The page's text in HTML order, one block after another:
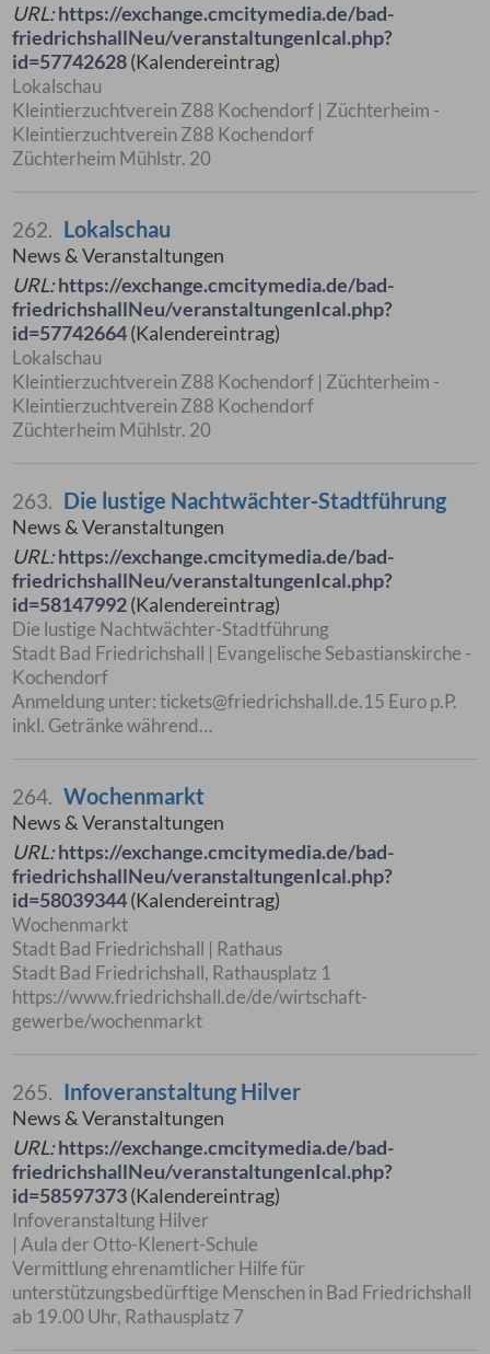
URL:https://exchange.cmcitymedia.de/bad-
friedrichshallNeu/veranstaltungenIcal.php?
id=57742628(Kalendereintrag)
Lokalschau
Kleintierzuchtverein Z88 Kochendorf | Züchterheim -
Kleintierzuchtverein Z88 Kochendorf
Züchterheim Mühlstr. 20
262. Lokalschau
News & Veranstaltungen
URL:https://exchange.cmcitymedia.de/bad-
friedrichshallNeu/veranstaltungenIcal.php?
id=57742664(Kalendereintrag)
Lokalschau
Kleintierzuchtverein Z88 Kochendorf | Züchterheim -
Kleintierzuchtverein Z88 Kochendorf
Züchterheim Mühlstr. 20
263. Die lustige Nachtwächter-Stadtführung
News & Veranstaltungen
URL:https://exchange.cmcitymedia.de/bad-
friedrichshallNeu/veranstaltungenIcal.php?
id=58147992(Kalendereintrag)
Die lustige Nachtwächter-Stadtführung
Stadt Bad Friedrichshall | Evangelische Sebastianskirche -
Kochendorf
Anmeldung unter: tickets@friedrichshall.de.15 Euro p.P.
inkl. Getränke während…
264. Wochenmarkt
News & Veranstaltungen
URL:https://exchange.cmcitymedia.de/bad-
friedrichshallNeu/veranstaltungenIcal.php?
id=58039344(Kalendereintrag)
Wochenmarkt
Stadt Bad Friedrichshall | Rathaus
Stadt Bad Friedrichshall, Rathausplatz 1
https://www.friedrichshall.de/de/wirtschaft-
gewerbe/wochenmarkt
265. Infoveranstaltung Hilver
News & Veranstaltungen
URL:https://exchange.cmcitymedia.de/bad-
friedrichshallNeu/veranstaltungenIcal.php?
id=58597373(Kalendereintrag)
Infoveranstaltung Hilver
| Aula der Otto-Klenert-Schule
Vermittlung ehrenamtlicher Hilfe für
unterstützungsbedürftige Menschen in Bad Friedrichshall
ab 19.00 Uhr, Rathausplatz 7